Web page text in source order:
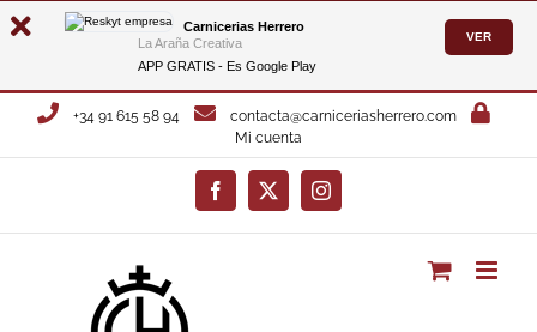
Carnicerias Herrero
La Araña Creativa
APP GRATIS - Es Google Play
VER
Saltar
+34 91 615 58 94
contacta@carniceriasherrero.com
Mi cuenta
Facebook
X Instagram